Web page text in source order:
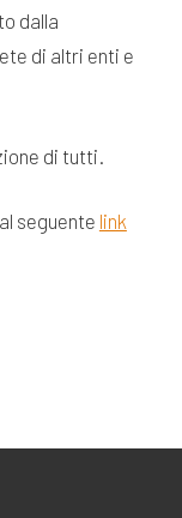
dalla
di altri enti e
di tutti.
seguente link